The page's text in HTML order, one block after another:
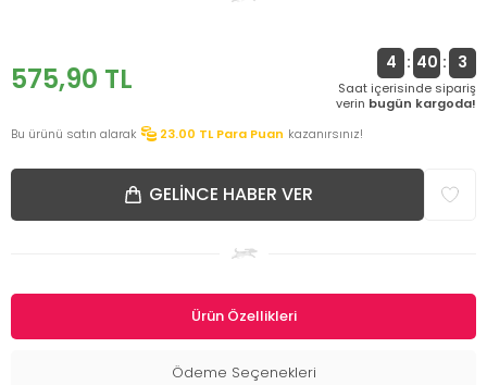
575,90 TL 4 : 40 : 2
Saat içerisinde sipariş
verin bugün kargoda!
Bu ürünü satın alarak
23.00 TL Para Puan kazanırsınız!
GELINCE HABER VER
Ürün Özellikleri
Ödeme Seçenekleri